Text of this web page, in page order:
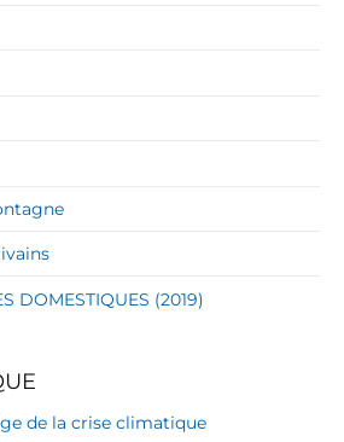
DOMESTIQUES (2019)
de la crise climatique